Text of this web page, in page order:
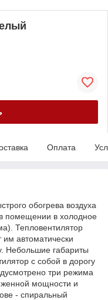
Оплата
обогрева воздуха
помещении в холодное
Тепловентилятор
автоматически
Небольшие габариты
с собой в дорогу
три режима
мощности и
- спиральный